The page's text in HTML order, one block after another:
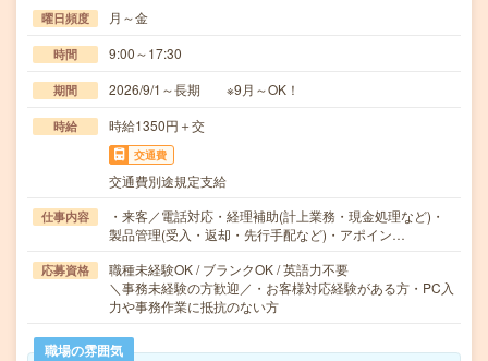
曜日頻度 月～金
時間 9:00～17:30
期間 2026/9/1～長期 ※9月～OK！
時給 時給1350円＋交
交通費
交通費別途規定支給
仕事内容
・来客／電話対応・経理補助(計上業務・現金処理など)・
製品管理(受入・返却・先行手配など)・アポイン…
応募資格
職種未経験OK / ブランクOK / 英語力不要
＼事務未経験の方歓迎／・お客様対応経験がある方・PC入
力や事務作業に抵抗のない方
職場の雰囲気